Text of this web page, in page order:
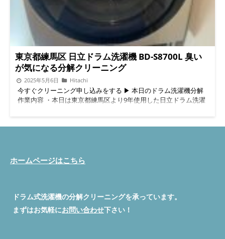
東京都練馬区 日立ドラム洗濯機 BD-S8700L 臭い
が気になる分解クリーニング
2025年5月6日 Hitachi
今すぐクリーニング申し込みをする ▶︎ 本日のドラム洗濯機分解
作業内容 ・本日は東京都練馬区より9年使用した日立ドラム洗濯
ラム槽清掃前
見ての通り、ドラム槽の内側には黒ずみやカビ
に洗濯物からの臭いの原因にもなりかねません。 ドラム槽清掃
後 脱水カバー清掃前 ・カバーに埃、汚れが見られます。洗濯
ます。 バランサー清掃前 バランサー清掃後
◇◆◇◆◇◆◇◆◇◆◇◆◇◆◇◆◇◆◇◆◇ #ドラム式洗濯機
分解職人 便利屋BUZZ #ドラム式洗濯機分解クリーニング/修理専
ホームページはこちら
ドラム式洗濯機の分解クリーニングを承っています。
まずはお気軽にお問い合わせ下さい！